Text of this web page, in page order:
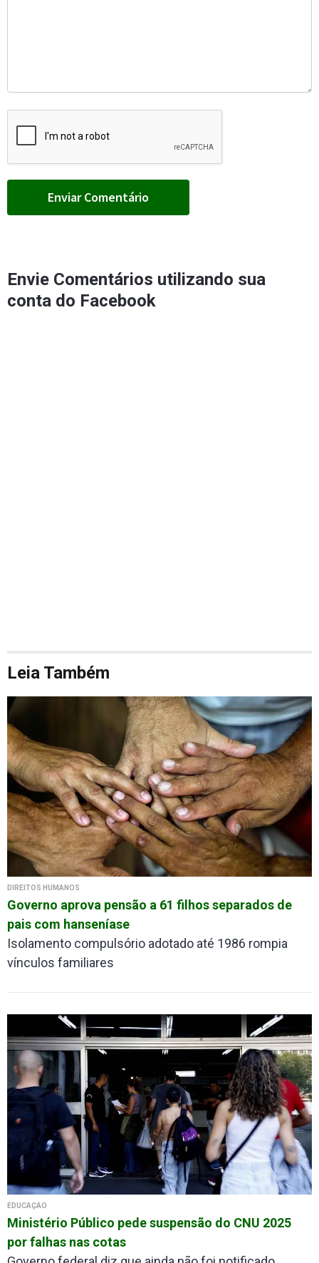
Envie Comentários utilizando sua
conta do Facebook
Leia Também
DIREITOS HUMANOS
Governo aprova pensão a 61 filhos separados de
pais com hanseníase
Isolamento compulsório adotado até 1986 rompia
vínculos familiares
EDUCAÇÃO
Ministério Público pede suspensão do CNU 2025
por falhas nas cotas